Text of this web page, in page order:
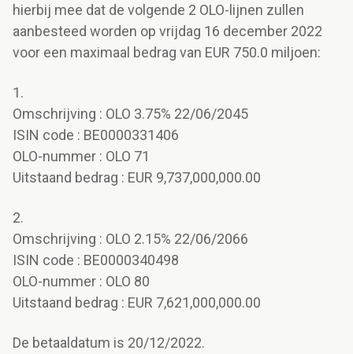
hierbij mee dat de volgende 2 OLO-lijnen zullen
aanbesteed worden op vrijdag 16 december 2022
voor een maximaal bedrag van EUR 750.0 miljoen:
1.
Omschrijving : OLO 3.75% 22/06/2045
ISIN code : BE0000331406
OLO-nummer : OLO 71
Uitstaand bedrag : EUR 9,737,000,000.00
2.
Omschrijving : OLO 2.15% 22/06/2066
ISIN code : BE0000340498
OLO-nummer : OLO 80
Uitstaand bedrag : EUR 7,621,000,000.00
De betaaldatum is 20/12/2022.